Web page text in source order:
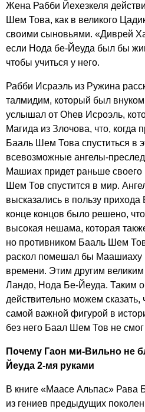
Жена Рабби Йехезкеля
Шем Това, как в великого
своими сыновьями. «Диврей
если Нода бе-Йеуда был бы
чтобы учиться у него.
Рабби Исраэль из Ружина
талмидим, который был
услышал от Оhев Исроэль,
Магида из Злочова, что,
Бааль Шем Това спуститься в
всевозможные ангелы-
Машиах придет раньше
Шем Тов спустится в мир.
высказались в пользу
конце концов было решено,
высокая нешама, которая
но противником Бааль Шем
раскол помешал бы Маашиаху
времени. Этим другим
Ландо, Нода Бе-Йеуда. Таким
действительно можем
самой важной фигурой в
без него Баал Шем Тов не
Почему Гаон ми-Вильно не
Йеуда 2-мя руками
В книге «Маасе Альпас» Рава
из гениев предыдущих